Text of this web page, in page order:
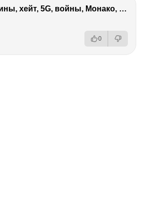
Виктория Боня – Эверест, P.Diddy, Ozempic, мужчины, хейт, 5G, войны, Монако, ДОМ-2, Трамп, Собчак
0